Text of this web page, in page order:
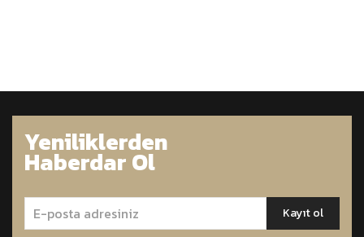
Yeniliklerden
Haberdar Ol